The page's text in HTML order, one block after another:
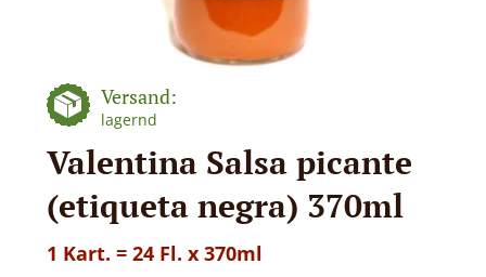
Versand:
lagernd
Valentina Salsa picante
(etiqueta negra) 370ml
1 Kart. = 24 Fl. x 370ml